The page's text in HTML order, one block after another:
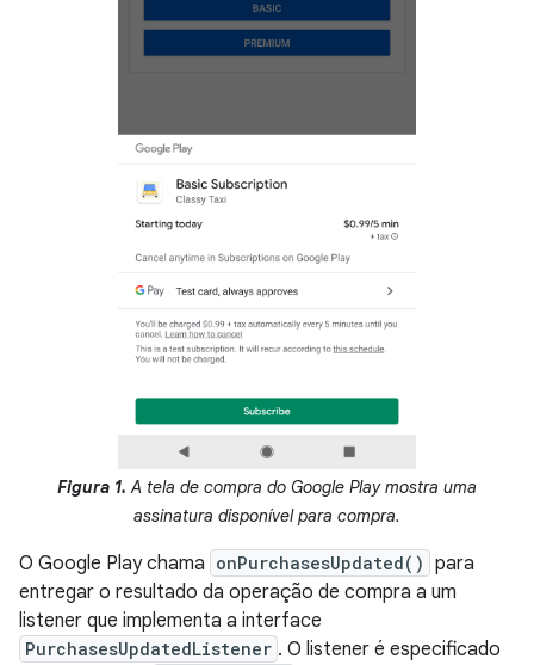
Figura 1. A tela de compra do Google Play mostra uma
assinatura disponível para compra.
O Google Play chama onPurchasesUpdated() para
entregar o resultado da operação de compra a um
listener que implementa a interface
PurchasesUpdatedListener . O listener é especificado